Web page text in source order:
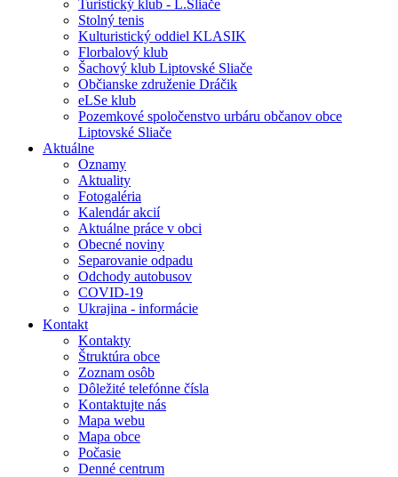
Turistický klub - L.Sliače
Stolný tenis
Kulturistický oddiel KLASIK
Florbalový klub
Šachový klub Liptovské Sliače
Občianske združenie Dráčik
eLSe klub
Pozemkové spoločenstvo urbáru občanov obce
Liptovské Sliače
Aktuálne
Oznamy
Aktuality
Fotogaléria
Kalendár akcií
Aktuálne práce v obci
Obecné noviny
Separovanie odpadu
Odchody autobusov
COVID-19
Ukrajina - informácie
Kontakt
Kontakty
Štruktúra obce
Zoznam osôb
Dôležité telefónne čísla
Kontaktujte nás
Mapa webu
Mapa obce
Počasie
Denné centrum